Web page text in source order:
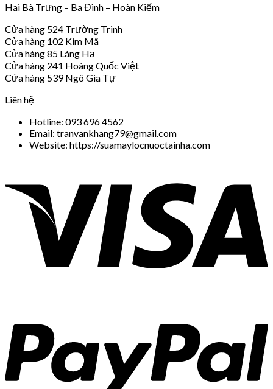
Hai Bà Trưng – Ba Đình – Hoàn Kiếm
Cửa hàng 524 Trường Trinh
Cửa hàng 102 Kim Mã
Cửa hàng 85 Láng Hạ
Cửa hàng 241 Hoàng Quốc Việt
Cửa hàng 539 Ngô Gia Tự
Liên hệ
Hotline: 093 696 4562
Email: tranvankhang79@gmail.com
Website: https://suamaylocnuoctainha.com